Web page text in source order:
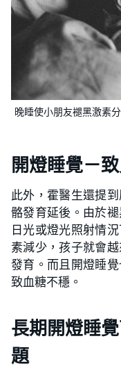
晚睡使小朋友褪黑激素
開燈睡覺－
此外，霍醫生還提
骼發育延後。由於
日光或燈光照射情
素減少，孩子就會
發育。而且開燈睡
致血糖不穩。
長期開燈睡
題